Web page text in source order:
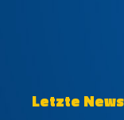
Letzte News